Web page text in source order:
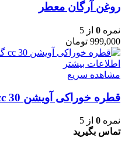
روغن آرگان معطر
نمره 0 از 5
999,000 تومان
اطلاعات بیشتر
مشاهده سریع
قطره خوراکی آویشن 30 cc گرینو
نمره 0 از 5
تماس بگیرید